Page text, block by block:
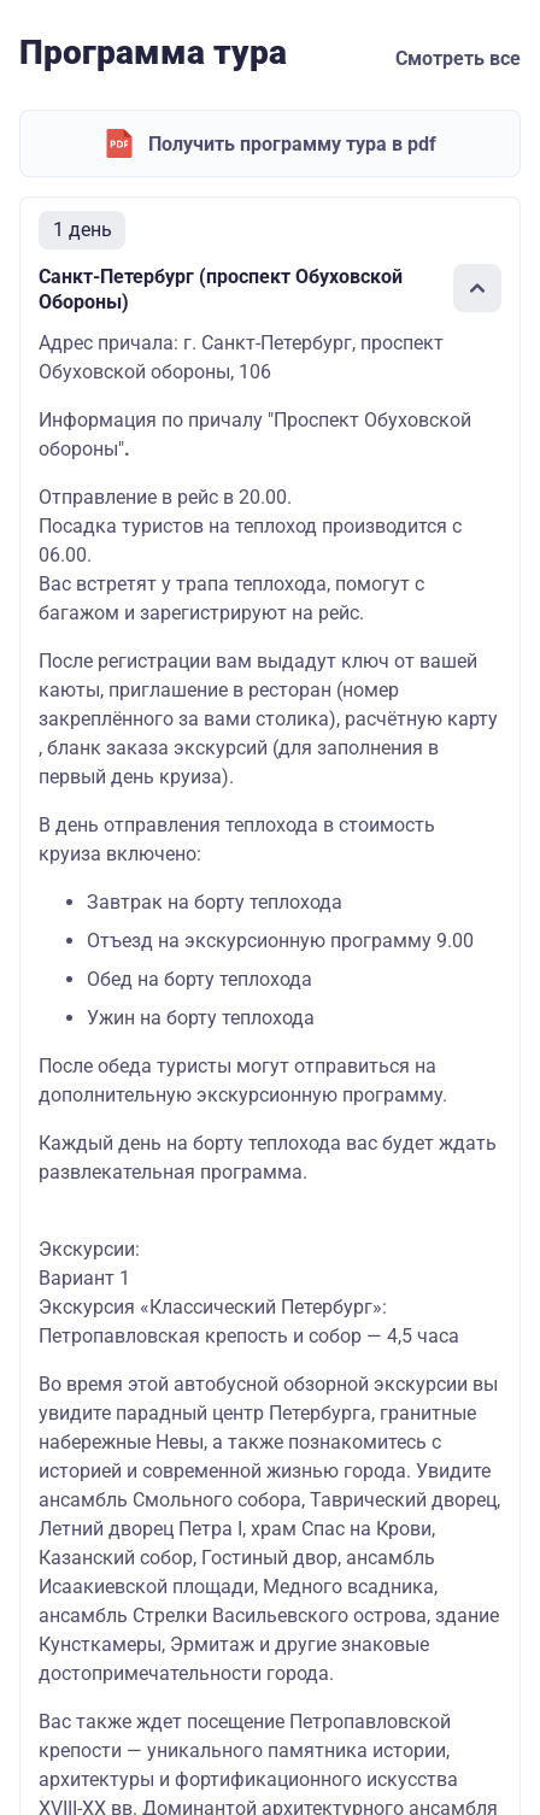
Программа тура Смотреть все
Получить программу тура в pdf
1 день
Санкт-Петербург (проспект Обуховской
Обороны)
Адрес причала: г. Санкт-Петербург, проспект
Обуховской обороны, 106
Информация по причалу "Проспект Обуховской
обороны".
Отправление в рейс в 20.00.
Посадка туристов на теплоход производится с
06.00.
Вас встретят у трапа теплохода, помогут с
багажом и зарегистрируют на рейс.
После регистрации вам выдадут ключ от вашей
каюты, приглашение в ресторан (номер
закреплённого за вами столика), расчётную карту
, бланк заказа экскурсий (для заполнения в
первый день круиза).
В день отправления теплохода в стоимость
круиза включено:
Завтрак на борту теплохода
Отъезд на экскурсионную программу 9.00
Обед на борту теплохода
Ужин на борту теплохода
После обеда туристы могут отправиться на
дополнительную экскурсионную программу.
Каждый день на борту теплохода вас будет ждать
развлекательная программа.
Экскурсии:
Вариант 1
Экскурсия «Классический Петербург»:
Петропавловская крепость и собор — 4,5 часа
Во время этой автобусной обзорной экскурсии вы
увидите парадный центр Петербурга, гранитные
набережные Невы, а также познакомитесь с
историей и современной жизнью города. Увидите
ансамбль Смольного собора, Таврический дворец,
Летний дворец Петра I, храм Спас на Крови,
Казанский собор, Гостиный двор, ансамбль
Исаакиевской площади, Медного всадника,
ансамбль Стрелки Васильевского острова, здание
Кунсткамеры, Эрмитаж и другие знаковые
достопримечательности города.
Вас также ждет посещение Петропавловской
крепости — уникального памятника истории,
архитектуры и фортификационного искусства
ХVIII-ХХ вв. Доминантой архитектурного ансамбля